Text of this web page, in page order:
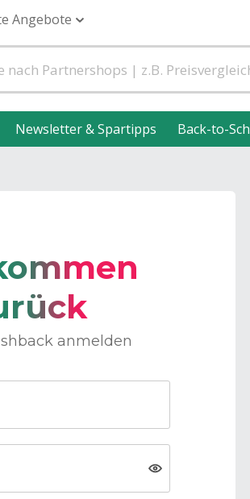
Angebote
Newsletter & Spartipps Back-to-
anmelden